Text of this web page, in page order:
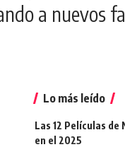
a nuevos
Lo más leído
Las 12 Películas
en el 2025